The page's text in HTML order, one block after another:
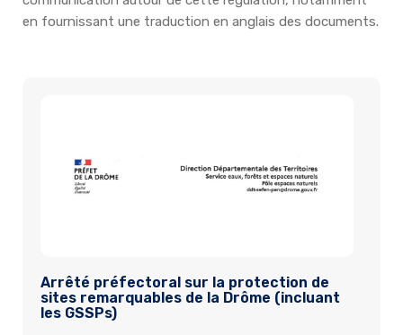
en fournissant une traduction en anglais des documents.
Arrêté préfectoral sur la protection de
sites remarquables de la Drôme (incluant
les GSSPs)